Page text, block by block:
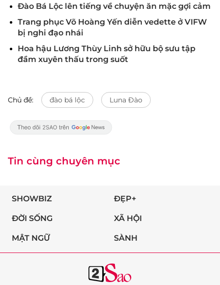
Đào Bá Lộc lên tiếng về chuyện ăn mặc gợi cảm
Trang phục Võ Hoàng Yến diễn vedette ở VIFW
bị nghi đạo nhái
Hoa hậu Lương Thùy Linh sở hữu bộ sưu tập
đầm xuyên thấu trong suốt
Chủ đề: đào bá lộc Luna Đào
Tin cùng chuyên mục
SHOWBIZ ĐẸP+
ĐỜI SỐNG XÃ HỘI
MẬT NGỮ SÀNH